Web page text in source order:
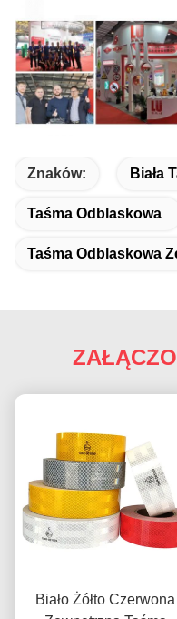
Znaków: Biała
Taśma Odblaskowa
Taśma Odblaskowa
Biało Żółto Czerwona